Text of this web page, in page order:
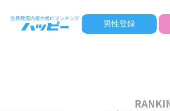
男性登録